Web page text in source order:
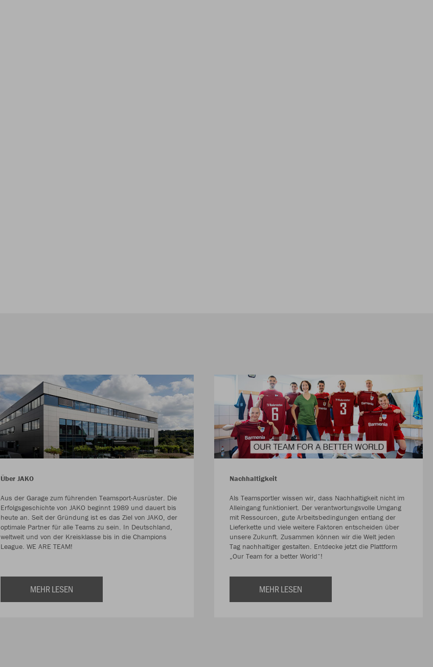
Über JAKO
Aus der Garage zum führenden Teamsport-Ausrüster. Die
Erfolgsgeschichte von JAKO beginnt 1989 und dauert bis
heute an. Seit der Gründung ist es das Ziel von JAKO, der
optimale Partner für alle Teams zu sein. In Deutschland,
weltweit und von der Kreisklasse bis in die Champions
League. WE ARE TEAM!
MEHR LESEN
Nachhaltigkeit
Als Teamsportler wissen wir, dass Nachhaltigkeit nicht im
Alleingang funktioniert. Der verantwortungsvolle Umgang
mit Ressourcen, gute Arbeitsbedingungen entlang der
Lieferkette und viele weitere Faktoren entscheiden über
unsere Zukunft. Zusammen können wir die Welt jeden
Tag nachhaltiger gestalten. Entdecke jetzt die Plattform
„Our Team for a better World“!
MEHR LESEN